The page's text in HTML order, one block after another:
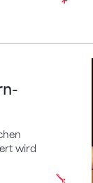
wird
der